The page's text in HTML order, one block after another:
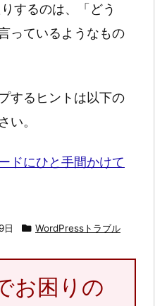
するのは、「どう
っているようなもの
するヒントは以下の
い。
ドにひと手間かけて
日 WordPressトラブル
お困りの